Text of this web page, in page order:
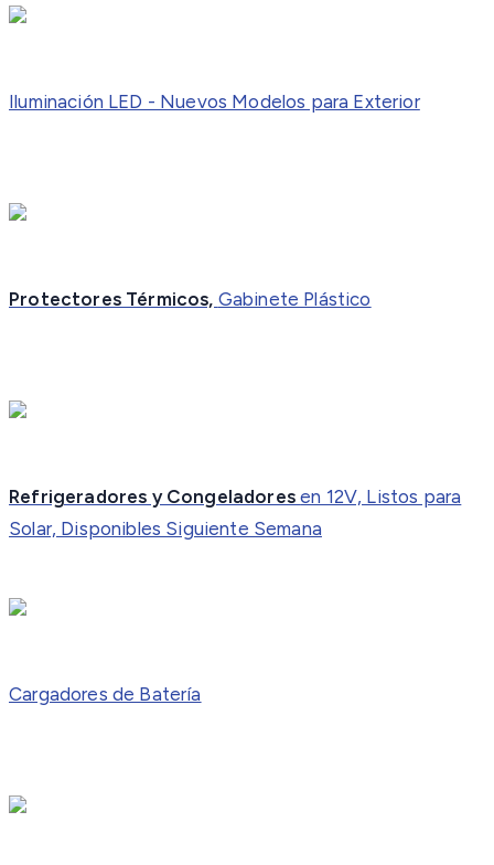
Iluminación LED - Nuevos Modelos para Exterior
Protectores Térmicos, Gabinete Plástico
Refrigeradores y Congeladoresen 12V, Listos para
Solar, Disponibles Siguiente Semana
Cargadores de Batería